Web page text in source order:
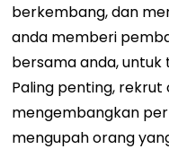
berkembang, dan
anda memberi
bersama anda,
Paling penting,
mengembangkan
mengupah orang